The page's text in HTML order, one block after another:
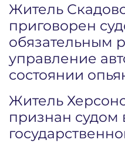
Житель
приговорен
обязательным
управление
состоянии
Житель
признан